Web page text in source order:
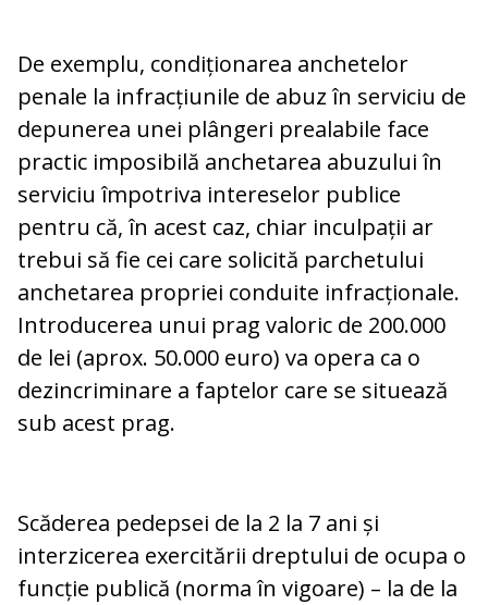
De exemplu, condiționarea anchetelor
penale la infracțiunile de abuz în serviciu de
depunerea unei plângeri prealabile face
practic imposibilă anchetarea abuzului în
serviciu împotriva intereselor publice
pentru că, în acest caz, chiar inculpații ar
trebui să fie cei care solicită parchetului
anchetarea propriei conduite infracționale.
Introducerea unui prag valoric de 200.000
de lei (aprox. 50.000 euro) va opera ca o
dezincriminare a faptelor care se situează
sub acest prag.
Scăderea pedepsei de la 2 la 7 ani și
interzicerea exercitării dreptului de ocupa o
funcție publică (norma în vigoare) – la de la